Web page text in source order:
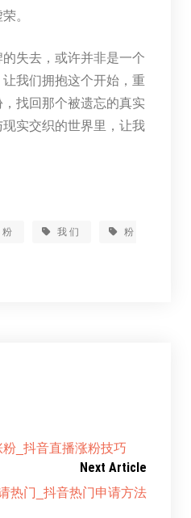
。
失去，或许并非是一个
我们拥抱这个开始，重
找回那个被遗忘的真实
实交织的世界里，让我
我们
粉
_抖音直播涨粉技巧
Next Article
热门_抖音热门申请方法